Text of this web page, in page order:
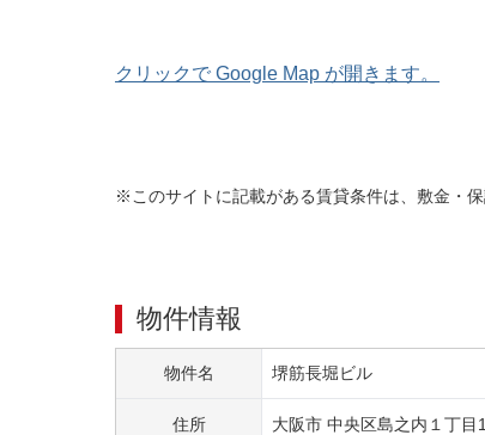
クリックで Google Map が開きます。
※このサイトに記載がある賃貸条件は、敷金・
物件情報
物件名 堺筋長堀ビル
住所 大阪市 中央区島之内１丁目